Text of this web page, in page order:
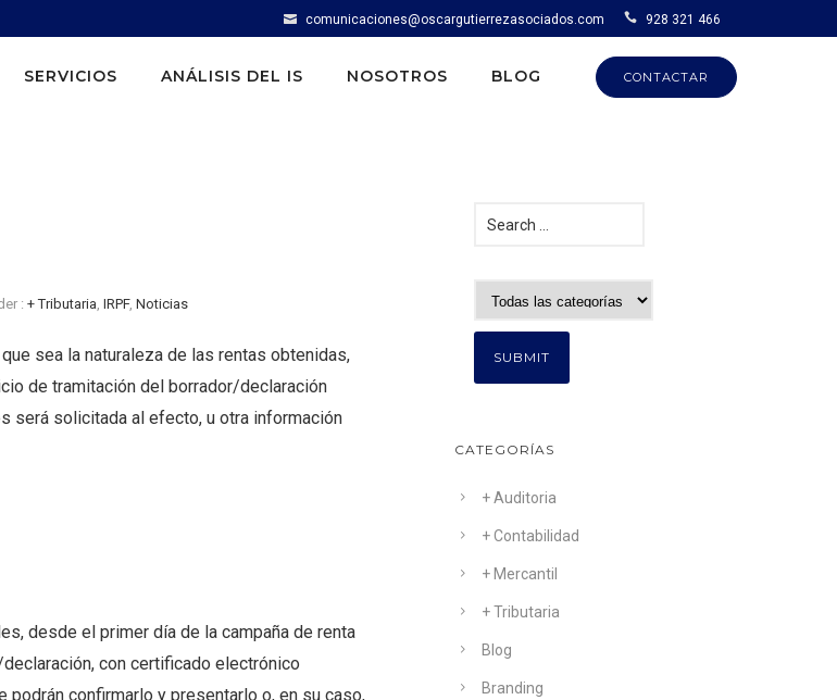
comunicaciones@oscargutierrezasociados.com 928 321 466
CONTACTAR
SERVICIOS ANÁLISIS DEL IS NOSOTROS BLOG
: + Tributaria, IRPF, Noticias
sea la naturaleza de las rentas obtenidas,
de tramitación del borrador/declaración
será solicitada al efecto, u otra información
desde el primer día de la campaña de renta
con certificado electrónico
podrán confirmarlo y presentarlo o, en su caso,
CATEGORÍAS
+ Auditoria
+ Contabilidad
+ Mercantil
+ Tributaria
Blog
Branding